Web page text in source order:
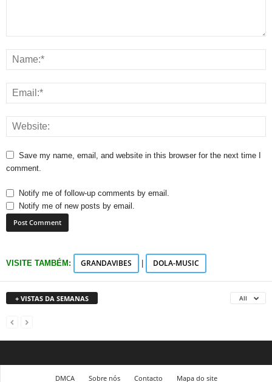
Save my name, email, and website in this browser for the next time I
comment.
Notify me of follow-up comments by email.
Notify me of new posts by email.
VISITE TAMBÉM: GRANDAVIBES DOLA-MUSIC
+ VISTAS DA SEMANAS All
DMCA Sobre nós Contacto Mapa do site